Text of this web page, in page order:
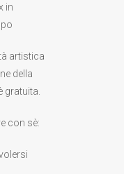
in
artistica
della
gratuita.
con sè: